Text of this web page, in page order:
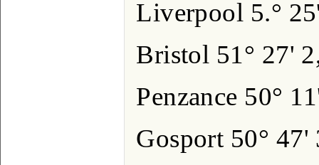
Liverpool 5.°
Bristol 51° 27'
Penzance 50°
Gosport 50°